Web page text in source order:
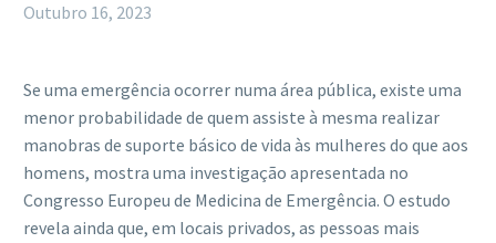
Outubro 16, 2023
Se uma emergência ocorrer numa área pública, existe uma
menor probabilidade de quem assiste à mesma realizar
manobras de suporte básico de vida às mulheres do que aos
homens, mostra uma investigação apresentada no
Congresso Europeu de Medicina de Emergência. O estudo
revela ainda que, em locais privados, as pessoas mais